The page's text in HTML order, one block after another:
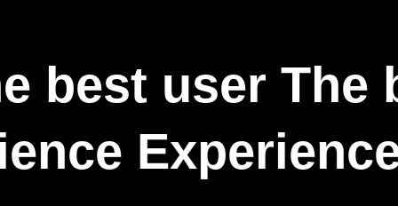
best user The